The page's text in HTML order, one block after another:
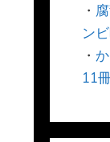
・
ン
・
11